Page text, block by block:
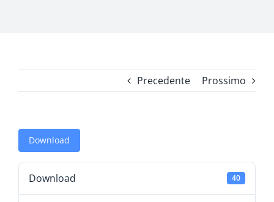
Precedente Prossimo
Download
Download 40